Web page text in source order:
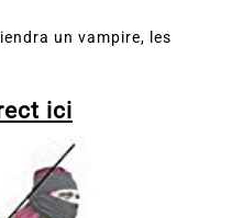
un vampire, les
ici